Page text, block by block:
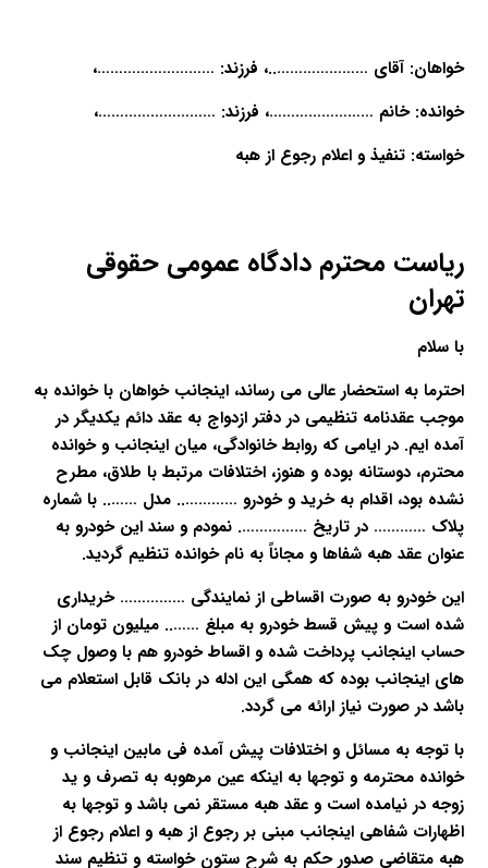
خواهان: آقای …………………..، فرزند: ………………………،
خوانده: خانم ……………………، فرزند: ………………………،
خواسته: تنفیذ و اعلام رجوع از هبه
ریاست محترم دادگاه عمومی حقوقی
تهران
با سلام
احترما به استحضار عالی می رساند، اینجانب خواهان با خوانده به
موجب عقدنامه تنظیمی در دفتر ازدواج به عقد دائم یکدیگر در
آمده ایم. در ایامی که روابط خانوادگی، میان اینجانب و خوانده
محترم، دوستانه بوده و هنوز، اختلافات مرتبط با طلاق، مطرح
نشده بود، اقدام به خرید و خودرو ………….. مدل …….. با شماره
پلاک ………… در تاریخ ……………. نمودم و سند این خودرو به
عنوان عقد هبه شفاها و مجاناً به نام خوانده تنظیم گردید.
این خودرو به صورت اقساطی از نمایندگی …………… خریداری
شده است و پیش قسط خودرو به مبلغ …….. میلیون تومان از
حساب اینجانب پرداخت شده و اقساط خودرو هم با وصول چک
های اینجانب بوده که همگی این ادله در بانک قابل استعلام می
باشد در صورت نیاز ارائه می گردد.
با توجه به مسائل و اختلافات پیش آمده فی مابین اینجانب و
خوانده محترمه و توجها به اینکه عین مرهوبه به تصرف و ید
زوجه در نیامده است و عقد هبه مستقر نمی باشد و توجها به
اظهارات شفاهی اینجانب مبنی بر رجوع از هبه و اعلام رجوع از
هبه متقاضی صدور حکم به شرح ستون خواسته و تنظیم سند